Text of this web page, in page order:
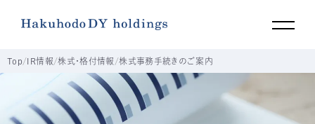
Top IR情報 株式・格付情報 株式事務手続きのご案内